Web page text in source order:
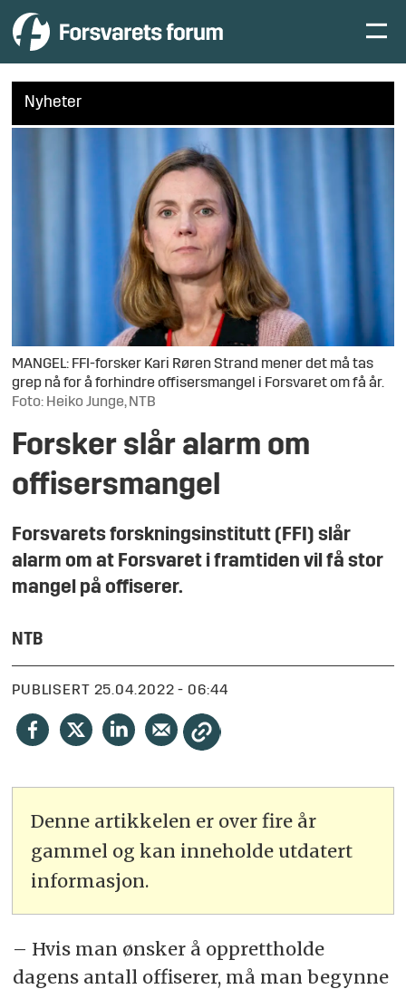
Nyheter
MANGEL: FFI-forsker Kari Røren Strand mener det må tas
grep nå for å forhindre offisersmangel i Forsvaret om få år.
Foto: Heiko Junge, NTB
Forsker slår alarm om
offisersmangel
Forsvarets forskningsinstitutt (FFI) slår
alarm om at Forsvaret i framtiden vil få stor
mangel på offiserer.
NTB
PUBLISERT 25.04.2022 - 06:44
Denne artikkelen er over fire år
gammel og kan inneholde utdatert
informasjon.
– Hvis man ønsker å opprettholde
dagens antall offiserer, må man begynne